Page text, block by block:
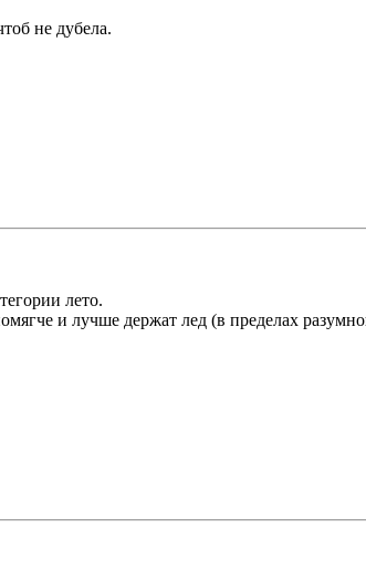
не дубела.
лето.
и лучше держат лед (в пределах